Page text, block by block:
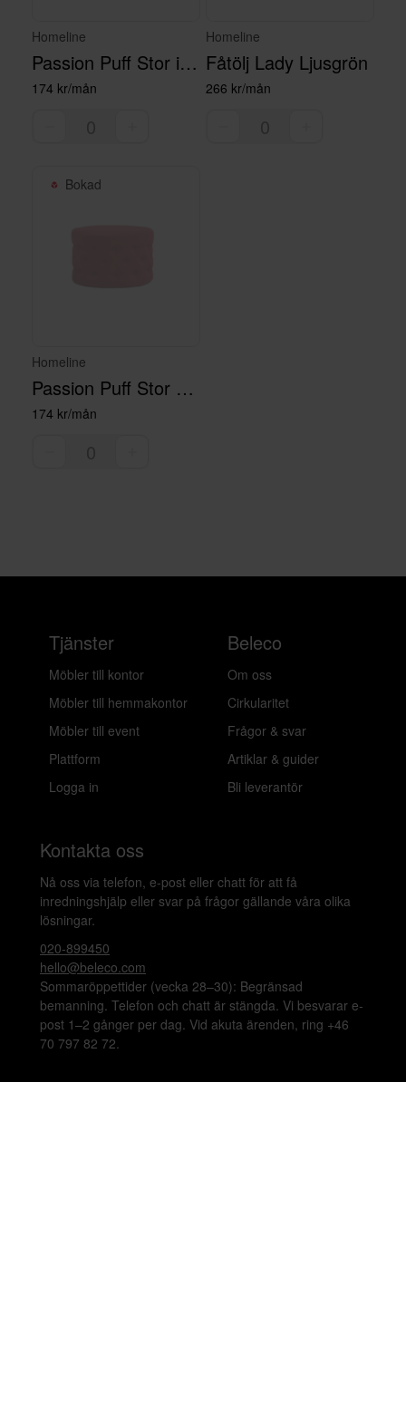
Homeline
Passion Puff Stor i mönstrat tyg
174 kr/mån
Homeline
Fåtölj Lady Ljusgrön
266 kr/mån
Bokad
Homeline
Passion Puff Stor Röd med Knappar
174 kr/mån
Tjänster
Möbler till kontor
Möbler till hemmakontor
Möbler till event
Plattform
Logga in
Beleco
Om oss
Cirkularitet
Frågor & svar
Artiklar & guider
Bli leverantör
Kontakta oss
Nå oss via telefon, e-post eller chatt för att få
inredningshjälp eller svar på frågor gällande våra olika
lösningar.
020-899450
hello@beleco.com
Sommaröppettider (vecka 28–30): Begränsad
bemanning. Telefon och chatt är stängda. Vi besvarar e-
post 1–2 gånger per dag. Vid akuta ärenden, ring +46
70 797 82 72.